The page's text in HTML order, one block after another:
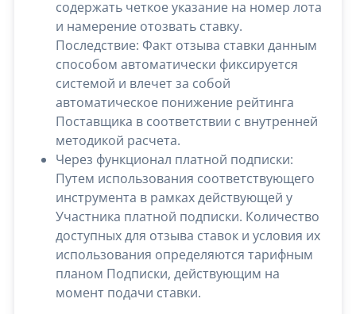
содержать четкое указание на номер лота
и намерение отозвать ставку.
Последствие: Факт отзыва ставки данным
способом автоматически фиксируется
системой и влечет за собой
автоматическое понижение рейтинга
Поставщика в соответствии с внутренней
методикой расчета.
Через функционал платной подписки:
Путем использования соответствующего
инструмента в рамках действующей у
Участника платной подписки. Количество
доступных для отзыва ставок и условия их
использования определяются тарифным
планом Подписки, действующим на
момент подачи ставки.